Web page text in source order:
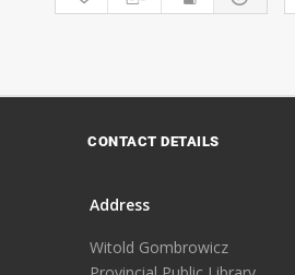
CONTACT DETAILS
Address
Witold Gombrowicz